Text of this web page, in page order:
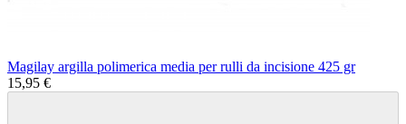
Magilay argilla polimerica media per rulli da incisione 425 gr
15,95 €